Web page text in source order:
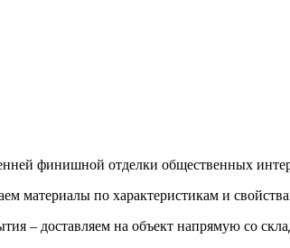
финишной отделки общественных
материалы по характеристикам и
– доставляем на объект напрямую со